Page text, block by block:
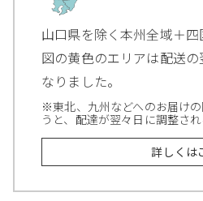
山口県を除く本州全域＋四
図の黄色のエリアは配送
なりました。
※東北、九州などへのお届け
うと、配達が翌々日に調整され
詳しくは